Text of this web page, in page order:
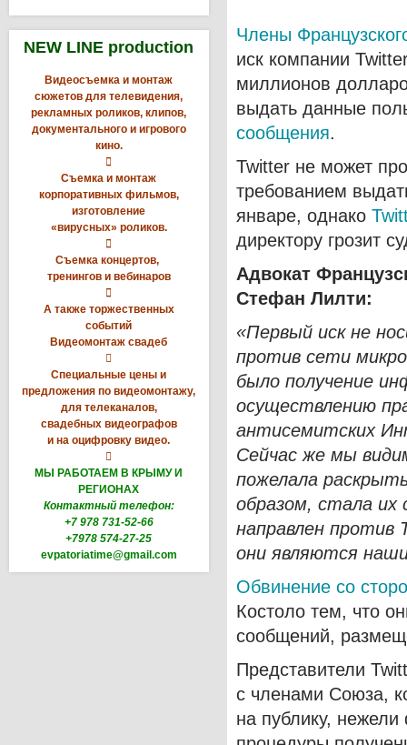
NEW LINE production
Видеосъемка и монтаж
сюжетов для телевидения,
рекламных роликов, клипов,
документального и игрового
кино.

Съемка и монтаж
корпоративных фильмов,
изготовление
«вирусных» роликов.

Съемка концертов,
тренингов и вебинаров

А также торжественных
событий
Видеомонтаж свадеб

Специальные цены и
предложения по видеомонтажу,
для телеканалов,
свадебных видеографов
и на оцифровку видео.

МЫ РАБОТАЕМ В КРЫМУ И
РЕГИОНАХ
Контактный телефон:
+7 978 731-52-66
+7978 574-27-25
evpatoriatime@gmail.com
Члены
иск компании
миллионов
выдать данные
сообщения.
Twitter не может
требованием
январе, однако
директору грозит
Адвокат
Стефан Лилти:
«Первый иск не
против сети
было получение
осуществлению
антисемитских
Сейчас же мы
пожелала
образом, стала их
направлен против
они являются
Обвинение со
Костоло тем, что
сообщений,
Представители
с членами Союза,
на публику,